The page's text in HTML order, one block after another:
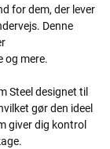
for dem, der lever
Denne
og mere.
Steel designet til
gør den ideel
giver dig kontrol